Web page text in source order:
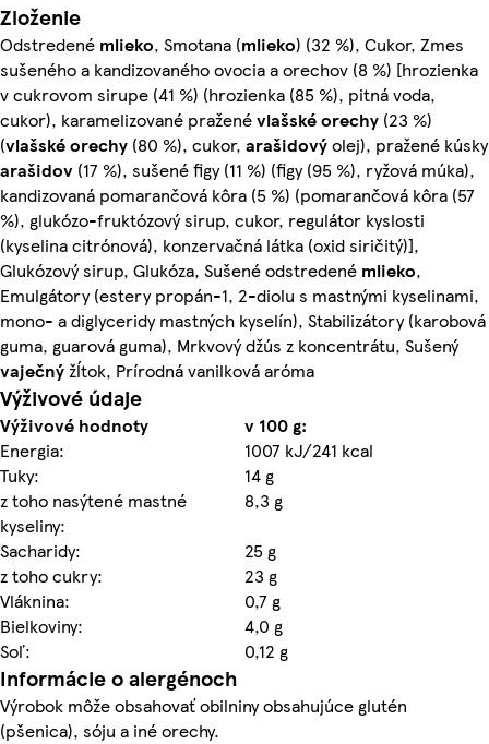
Zloženie
Odstredené mlieko, Smotana (mlieko) (32 %), Cukor, Zmes
sušeného a kandizovaného ovocia a orechov (8 %) [hrozienka
v cukrovom sirupe (41 %) (hrozienka (85 %), pitná voda,
cukor), karamelizované praženévlašské orechy (23 %)
(vlašské orechy (80 %), cukor, arašidovýolej), pražené kúsky
arašidov (17 %), sušené figy (11 %) (figy (95 %), ryžová múka),
kandizovaná pomarančová kôra (5 %) (pomarančová kôra (57
%), glukózo-fruktózový sirup, cukor, regulátor kyslosti
(kyselina citrónová), konzervačná látka (oxid siričitý)],
Glukózový sirup, Glukóza, Sušené odstredené mlieko,
Emulgátory (estery propán-1, 2-diolu s mastnými kyselinami,
mono- a diglyceridy mastných kyselín), Stabilizátory (karobová
guma, guarová guma), Mrkvový džús z koncentrátu, Sušený
vaječnýžĺtok, Prírodná vanilková aróma
Výživové údaje
Výživové hodnoty
v 100 g:
Energia:
1007 kJ/241 kcal
Tuky:
14 g
z toho nasýtené mastné
kyseliny:
8,3 g
Sacharidy:
25 g
z toho cukry:
23 g
Vláknina:
0,7 g
Bielkoviny:
4,0 g
Soľ:
0,12 g
Informácie o alergénoch
Výrobok môže obsahovať obilniny obsahujúce glutén
(pšenica), sóju a iné orechy.